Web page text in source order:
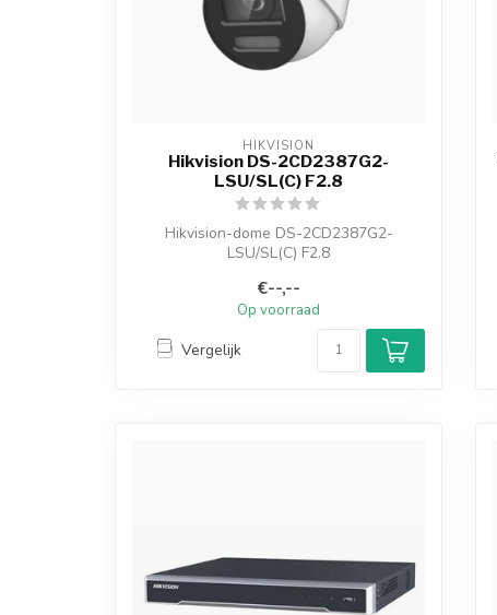
HIKVISION
Hikvision DS-2CD2387G2-
LSU/SL(C) F2.8
Hikvision-dome DS-2CD2387G2-
LSU/SL(C) F2.8
- 8MP resolutie
- IR-illuminatiea...
€--,--
Op voorraad
Vergelijk